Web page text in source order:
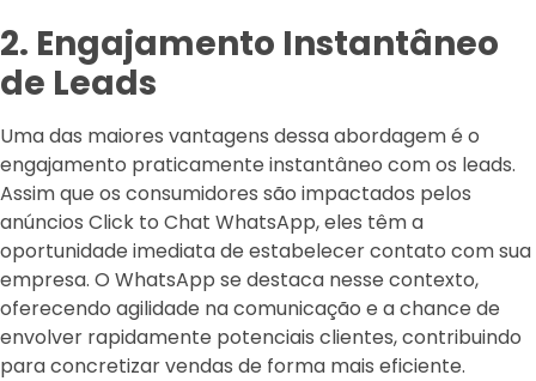
2. Engajamento Instantâneo
de Leads
Uma das maiores vantagens dessa abordagem é o
engajamento praticamente instantâneo com os leads.
Assim que os consumidores são impactados pelos
anúncios Click to Chat WhatsApp, eles têm a
oportunidade imediata de estabelecer contato com sua
empresa. O WhatsApp se destaca nesse contexto,
oferecendo agilidade na comunicação e a chance de
envolver rapidamente potenciais clientes, contribuindo
para concretizar vendas de forma mais eficiente.